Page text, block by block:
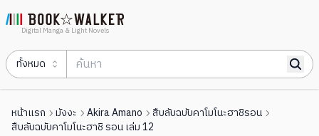
Digital Manga & Light Novels
ทั้งหมด
หน้าแรก มังงะ Akira Amano
สืบลับฉบับคาโมโนะฮาชิรอน
สืบลับฉบับคาโมโนะฮาชิ รอน เล่ม 12